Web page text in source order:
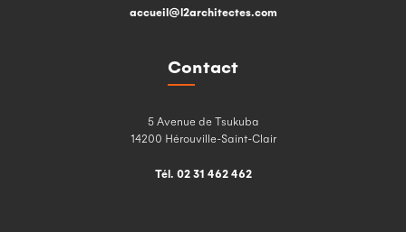
accueil@l2architectes.com
Contact
5 Avenue de Tsukuba
14200 Hérouville-Saint-Clair
Tél. 02 31 462 462